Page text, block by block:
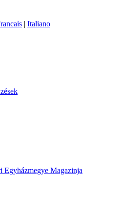
| Italiano
Egyházmegye Magazinja